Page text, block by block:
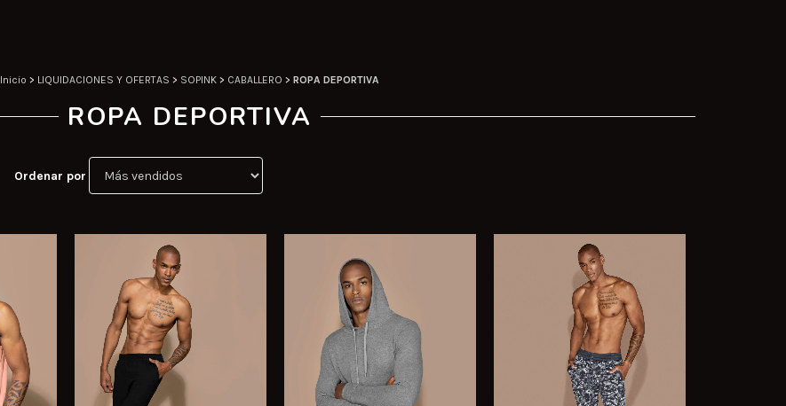
Inicio > LIQUIDACIONES Y OFERTAS > SOPINK > CABALLERO > ROPA DEPORTIVA
ROPA DEPORTIVA
Ordenar por